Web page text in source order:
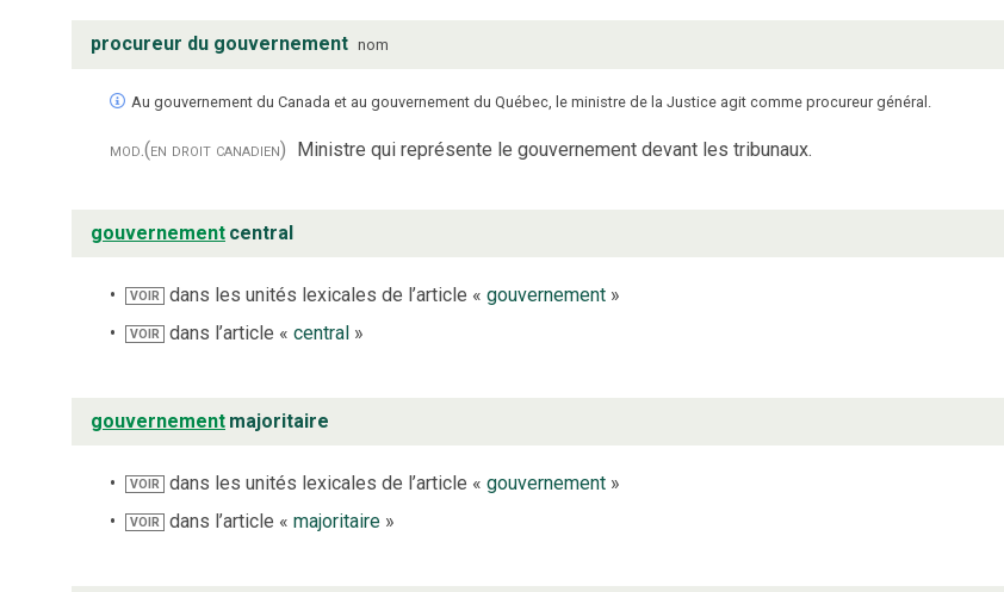
procureur du gouvernement nom
Au gouvernement du Canada et au gouvernement du Québec, le ministre de la Justice agit comme procureur général.
mod.(en droit canadien) Ministre qui représente le gouvernement devant les tribunaux.
gouvernement central
VOIR dans les unités lexicales de l’article «gouvernement »
VOIR dans l’article «central »
gouvernement majoritaire
VOIR dans les unités lexicales de l’article «gouvernement »
VOIR dans l’article «majoritaire »